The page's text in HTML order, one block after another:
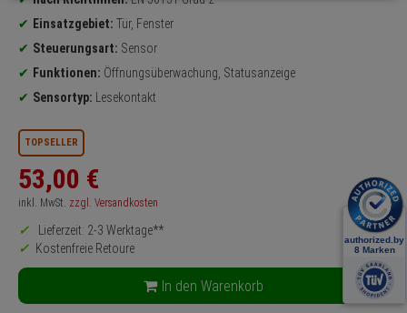
Einsatzgebiet: Tür, Fenster
Steuerungsart: Sensor
Funktionen: Öffnungsüberwachung, Statusanzeige
Sensortyp: Lesekontakt
TOPSELLER
53,00 €
inkl. MwSt. zzgl. Versandkosten
Lieferzeit: 2-3 Werktage**
Kostenfreie Retoure
In den Warenkorb